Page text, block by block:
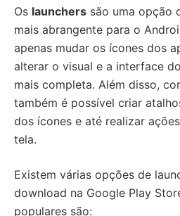
Os launchers são uma opção
mais abrangente para o
apenas mudar os ícones dos
alterar o visual e a interface
mais completa. Além disso,
também é possível criar
dos ícones e até realizar
tela.
Existem várias opções de
download na Google Play
populares são: